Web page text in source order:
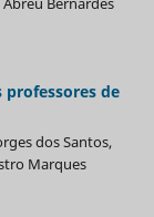
professores de
dos Santos,
Marques